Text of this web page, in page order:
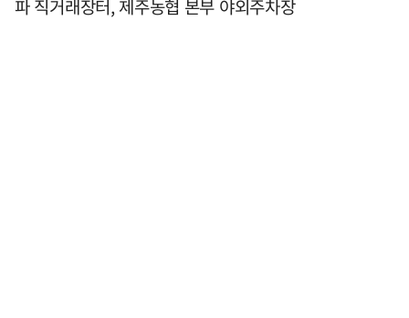
파 직거래장터, 제주농협 본부 야외주차장